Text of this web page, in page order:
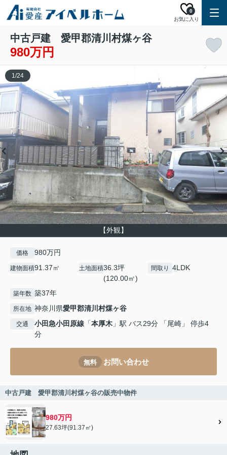
お気に入り
0
中古戸建 愛甲郡清川村煤ヶ谷
980万円
【外観】
1/24
価格 980万円
建物面積91.37㎡ 土地面積36.3坪
(120.00㎡)
間取り 4LDK
築年数 築37年
所在地 神奈川県愛甲郡清川村煤ヶ谷
交通 小田急小田原線 「本厚木 」駅 バス29分 「尾崎」 停歩4
分
無料 お問い合わせ
中古戸建 愛甲郡清川村煤ヶ谷の販売中物件
980万円
27.63坪(91.37㎡)